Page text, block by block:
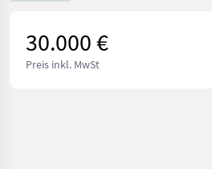
30.000 €
Preis inkl. MwSt